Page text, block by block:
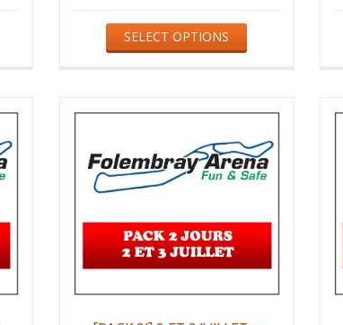
SELECT OPTIONS